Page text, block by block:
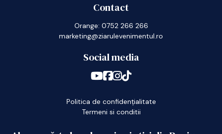
Contact
Orange: 0752 266 266
marketing@ziarulevenimentul.ro
Social media
Politica de confidențialitate
Termeni si conditii